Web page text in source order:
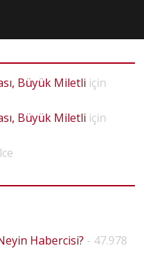
Büyük Miletli için
Büyük Miletli için
Habercisi? - 47.978